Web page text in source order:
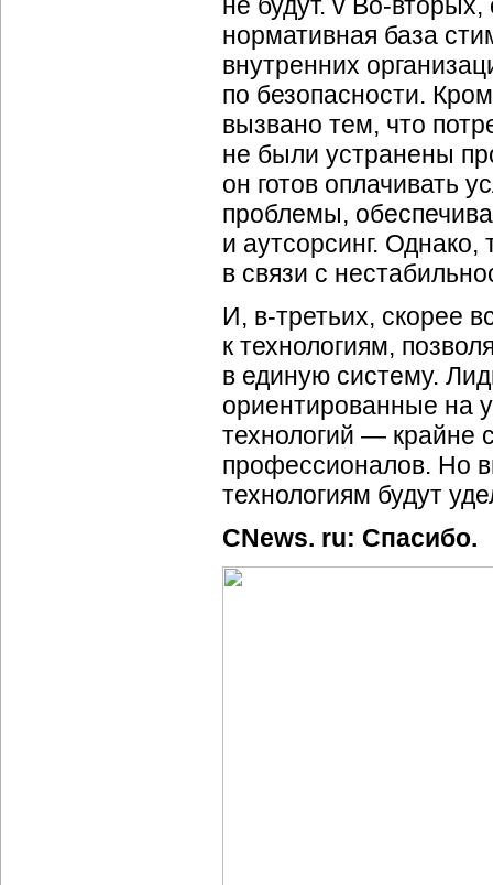
нормативная база
внутренних
по безопасности.
вызвано тем, что
не были устранены
он готов оплачивать
проблемы,
и аутсорсинг.
в связи с
И, в-третьих, скорее
к технологиям,
в единую систему.
ориентированные на
технологий — крайне
профессионалов. Но
технологиям будут
CNews. ru: Спасибо.